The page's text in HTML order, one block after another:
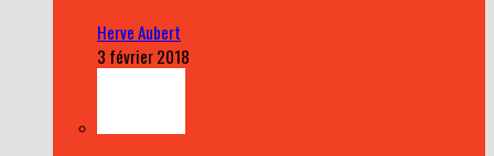
Herve Aubert
3 février 2018